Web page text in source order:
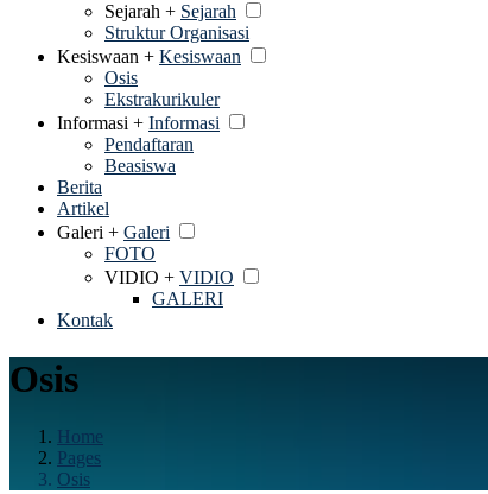
Sejarah + Sejarah
Struktur Organisasi
Kesiswaan + Kesiswaan
Osis
Ekstrakurikuler
Informasi + Informasi
Pendaftaran
Beasiswa
Berita
Artikel
Galeri + Galeri
FOTO
VIDIO + VIDIO
GALERI
Kontak
Osis
Home
Pages
Osis